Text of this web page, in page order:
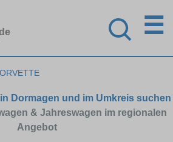
☰
Dormagen und im Umkreis suchen
& Jahreswagen im regionalen
Angebot